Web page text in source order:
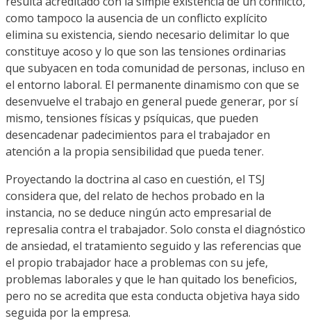
como tampoco la ausencia de un conflicto explícito
elimina su existencia, siendo necesario delimitar lo que
constituye acoso y lo que son las tensiones ordinarias
que subyacen en toda comunidad de personas, incluso en
el entorno laboral. El permanente dinamismo con que se
desenvuelve el trabajo en general puede generar, por sí
mismo, tensiones físicas y psíquicas, que pueden
desencadenar padecimientos para el trabajador en
atención a la propia sensibilidad que pueda tener.
Proyectando la doctrina al caso en cuestión, el TSJ
considera que, del relato de hechos probado en la
instancia, no se deduce ningún acto empresarial de
represalia contra el trabajador. Solo consta el diagnóstico
de ansiedad, el tratamiento seguido y las referencias que
el propio trabajador hace a problemas con su jefe,
problemas laborales y que le han quitado los beneficios,
pero no se acredita que esta conducta objetiva haya sido
seguida por la empresa.